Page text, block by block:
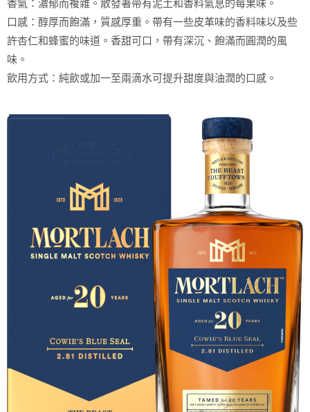
香氣：濃郁而複雜。散發著帶有泥土和香料氣息的莓果味。
口感：醇厚而飽滿，質感厚重。帶有一些皮革味的香料味以及些
許杏仁和蜂蜜的味道。香甜可口，帶有深沉、飽滿而圓潤的風
味。
飲用方式：純飲或加一至兩滴水可提升甜度與油潤的口感。